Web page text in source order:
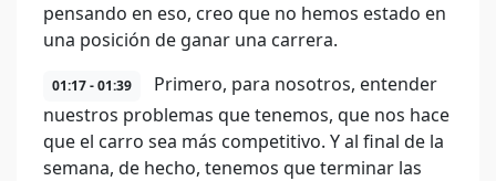
pensando en eso, creo que no hemos estado en
una posición de ganar una carrera.
01:17 - 01:39
Primero, para nosotros, entender
nuestros problemas que tenemos, que nos hace
que el carro sea más competitivo. Y al final de la
semana, de hecho, tenemos que terminar las